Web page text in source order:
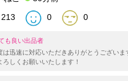
213 0 0
も良い出品者
は迅速に対応いただきありがとうございま
ろしくお願いいたします！